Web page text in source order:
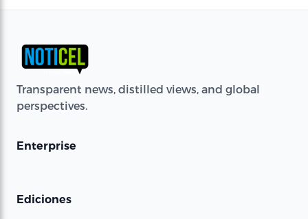
Transparent news, distilled views, and global
perspectives.
Enterprise
Ediciones